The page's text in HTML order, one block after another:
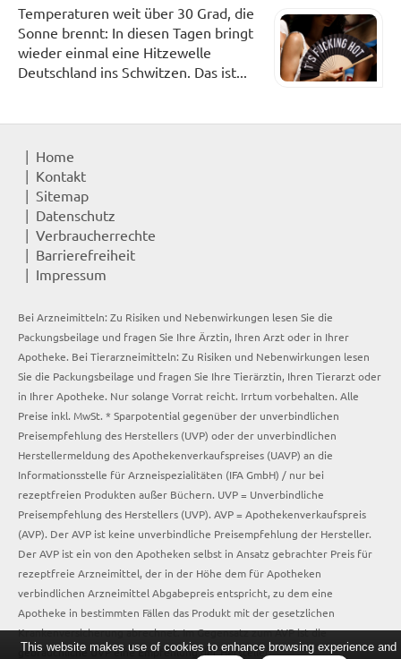
Temperaturen weit über 30 Grad, die
Sonne brennt: In diesen Tagen bringt
wieder einmal eine Hitzewelle
Deutschland ins Schwitzen. Das ist...
Home
Kontakt
Sitemap
Datenschutz
Verbraucherrechte
Barrierefreiheit
Impressum
Bei Arzneimitteln: Zu Risiken und Nebenwirkungen lesen Sie die
Packungsbeilage und fragen Sie Ihre Ärztin, Ihren Arzt oder in Ihrer
Apotheke. Bei Tierarzneimitteln: Zu Risiken und Nebenwirkungen lesen
Sie die Packungsbeilage und fragen Sie Ihre Tierärztin, Ihren Tierarzt oder
in Ihrer Apotheke. Nur solange Vorrat reicht. Irrtum vorbehalten. Alle
Preise inkl. MwSt. * Sparpotential gegenüber der unverbindlichen
Preisempfehlung des Herstellers (UVP) oder der unverbindlichen
Herstellermeldung des Apothekenverkaufspreises (UAVP) an die
Informationsstelle für Arzneispezialitäten (IFA GmbH) / nur bei
rezeptfreien Produkten außer Büchern. UVP = Unverbindliche
Preisempfehlung des Herstellers (UVP). AVP = Apothekenverkaufspreis
(AVP). Der AVP ist keine unverbindliche Preisempfehlung der Hersteller.
Der AVP ist ein von den Apotheken selbst in Ansatz gebrachter Preis für
rezeptfreie Arzneimittel, der in der Höhe dem für Apotheken
verbindlichen Arzneimittel Abgabepreis entspricht, zu dem eine
Apotheke in bestimmten Fällen das Produkt mit der gesetzlichen
Krankenversicherung abrechnet. Im Gegensatz zum AVP ist die
gebräuchliche UVP eine Empfehlung der Hersteller.
This website makes use of cookies to enhance browsing experience and